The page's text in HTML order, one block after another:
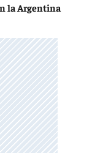
la Argentina